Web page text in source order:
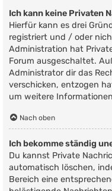
Ich kann keine Privaten
Hierfür kann es drei
registriert und / oder
Administration hat
Forum ausgeschaltet.
Administrator dir das
verschicken, entzogen
um weitere
Nach oben
Ich bekomme ständig
Du kannst Private
automatisch löschen,
Bereich eine